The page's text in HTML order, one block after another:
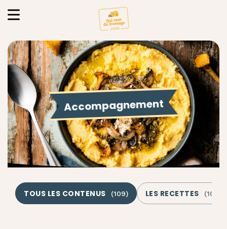
Accompagnement
TOUS LES CONTENUS (109) LES RECETTES (102